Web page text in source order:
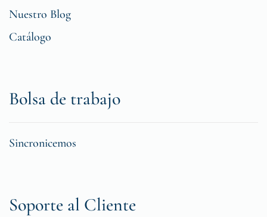
Nuestro Blog
Catálogo
Bolsa de trabajo
Sincronicemos
Soporte al Cliente